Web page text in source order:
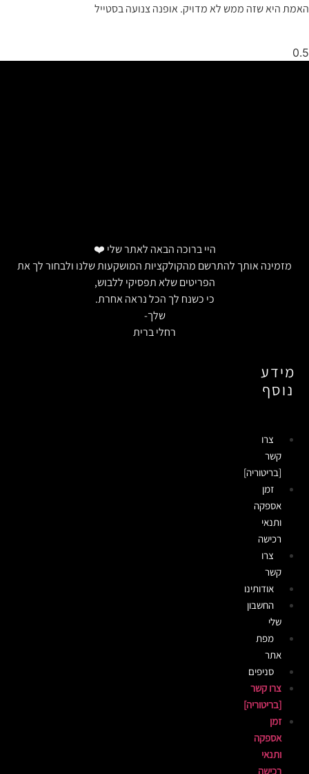
האמת היא שזה ממש לא מדויק. אופנה צנועה בסטייל
היי ברוכה הבאה לאתר שלי ❤️
מזמינה אותך להתרשם מהקולקציות המושקעות שלנו ולבחור לך את
הפריטים שלא תפסיקי ללבוש,
כי כשנח לך הכל נראה אחרת.
שלך-
רחלי ברית
מידע
נוסף
צרו
קשר
[בריטוריה]
זמן
אספקה
ותנאי
רכישה
צרו
קשר
אודותינו
החשבון
שלי
מפת
אתר
סניפים
צרו קשר
[בריטוריה]
זמן
אספקה
ותנאי
רכישה